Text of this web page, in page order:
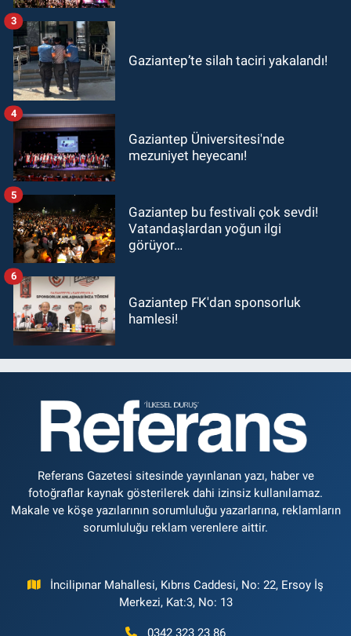
Gaziantep’te silah taciri yakalandı!
3
Gaziantep Üniversitesi'nde
mezuniyet heyecanı!
4
Gaziantep bu festivali çok sevdi!
Vatandaşlardan yoğun ilgi
görüyor…
5
Gaziantep FK'dan sponsorluk
hamlesi!
6
Referans Gazetesi sitesinde yayınlanan yazı, haber ve
fotoğraflar kaynak gösterilerek dahi izinsiz kullanılamaz.
Makale ve köşe yazılarının sorumluluğu yazarlarına, reklamların
sorumluluğu reklam verenlere aittir.
İncilipınar Mahallesi, Kıbrıs Caddesi, No: 22, Ersoy İş
Merkezi, Kat:3, No: 13
0342 323 23 86